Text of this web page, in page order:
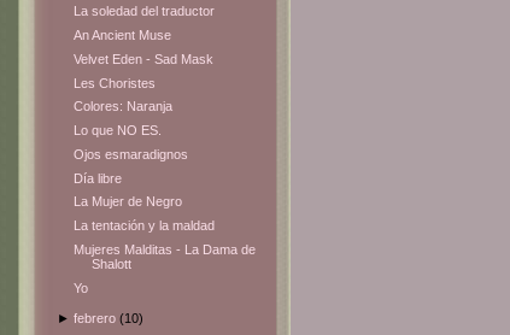
La soledad del traductor
An Ancient Muse
Velvet Eden - Sad Mask
Les Choristes
Colores: Naranja
Lo que NO ES.
Ojos esmaradignos
Día libre
La Mujer de Negro
La tentación y la maldad
Mujeres Malditas - La Dama de
Shalott
Yo
►febrero(10)